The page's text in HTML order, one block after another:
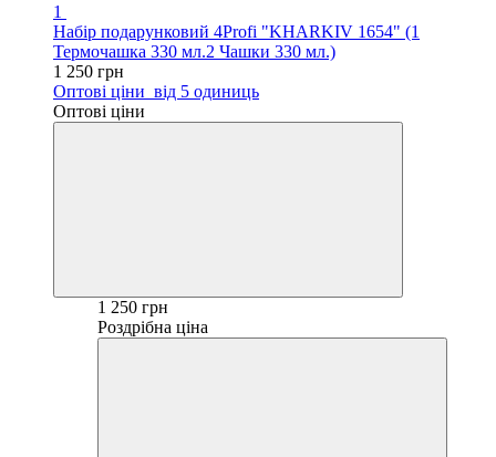
1
Набір подарунковий 4Profi "KHARKIV 1654" (1
Термочашка 330 мл.2 Чашки 330 мл.)
1 250 грн
Оптові ціни від 5 одиниць
Оптові ціни
1 250 грн
Роздрібна ціна